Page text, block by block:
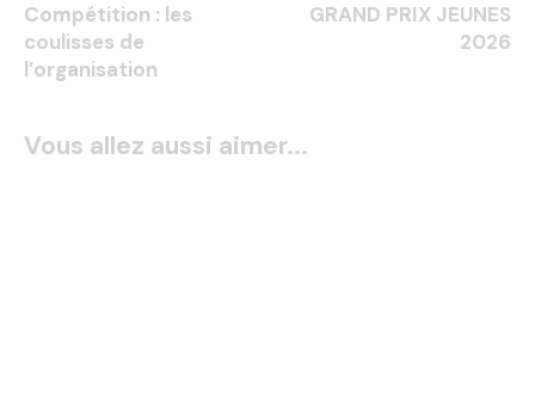
de
l’article
Compétition : les
coulisses de
l’organisation
GRAND PRIX JEUNES
2026
Vous allez aussi aimer...